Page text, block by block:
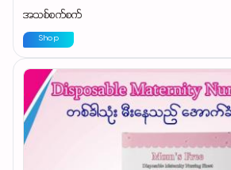
အသစ်စက်စက်
Shop